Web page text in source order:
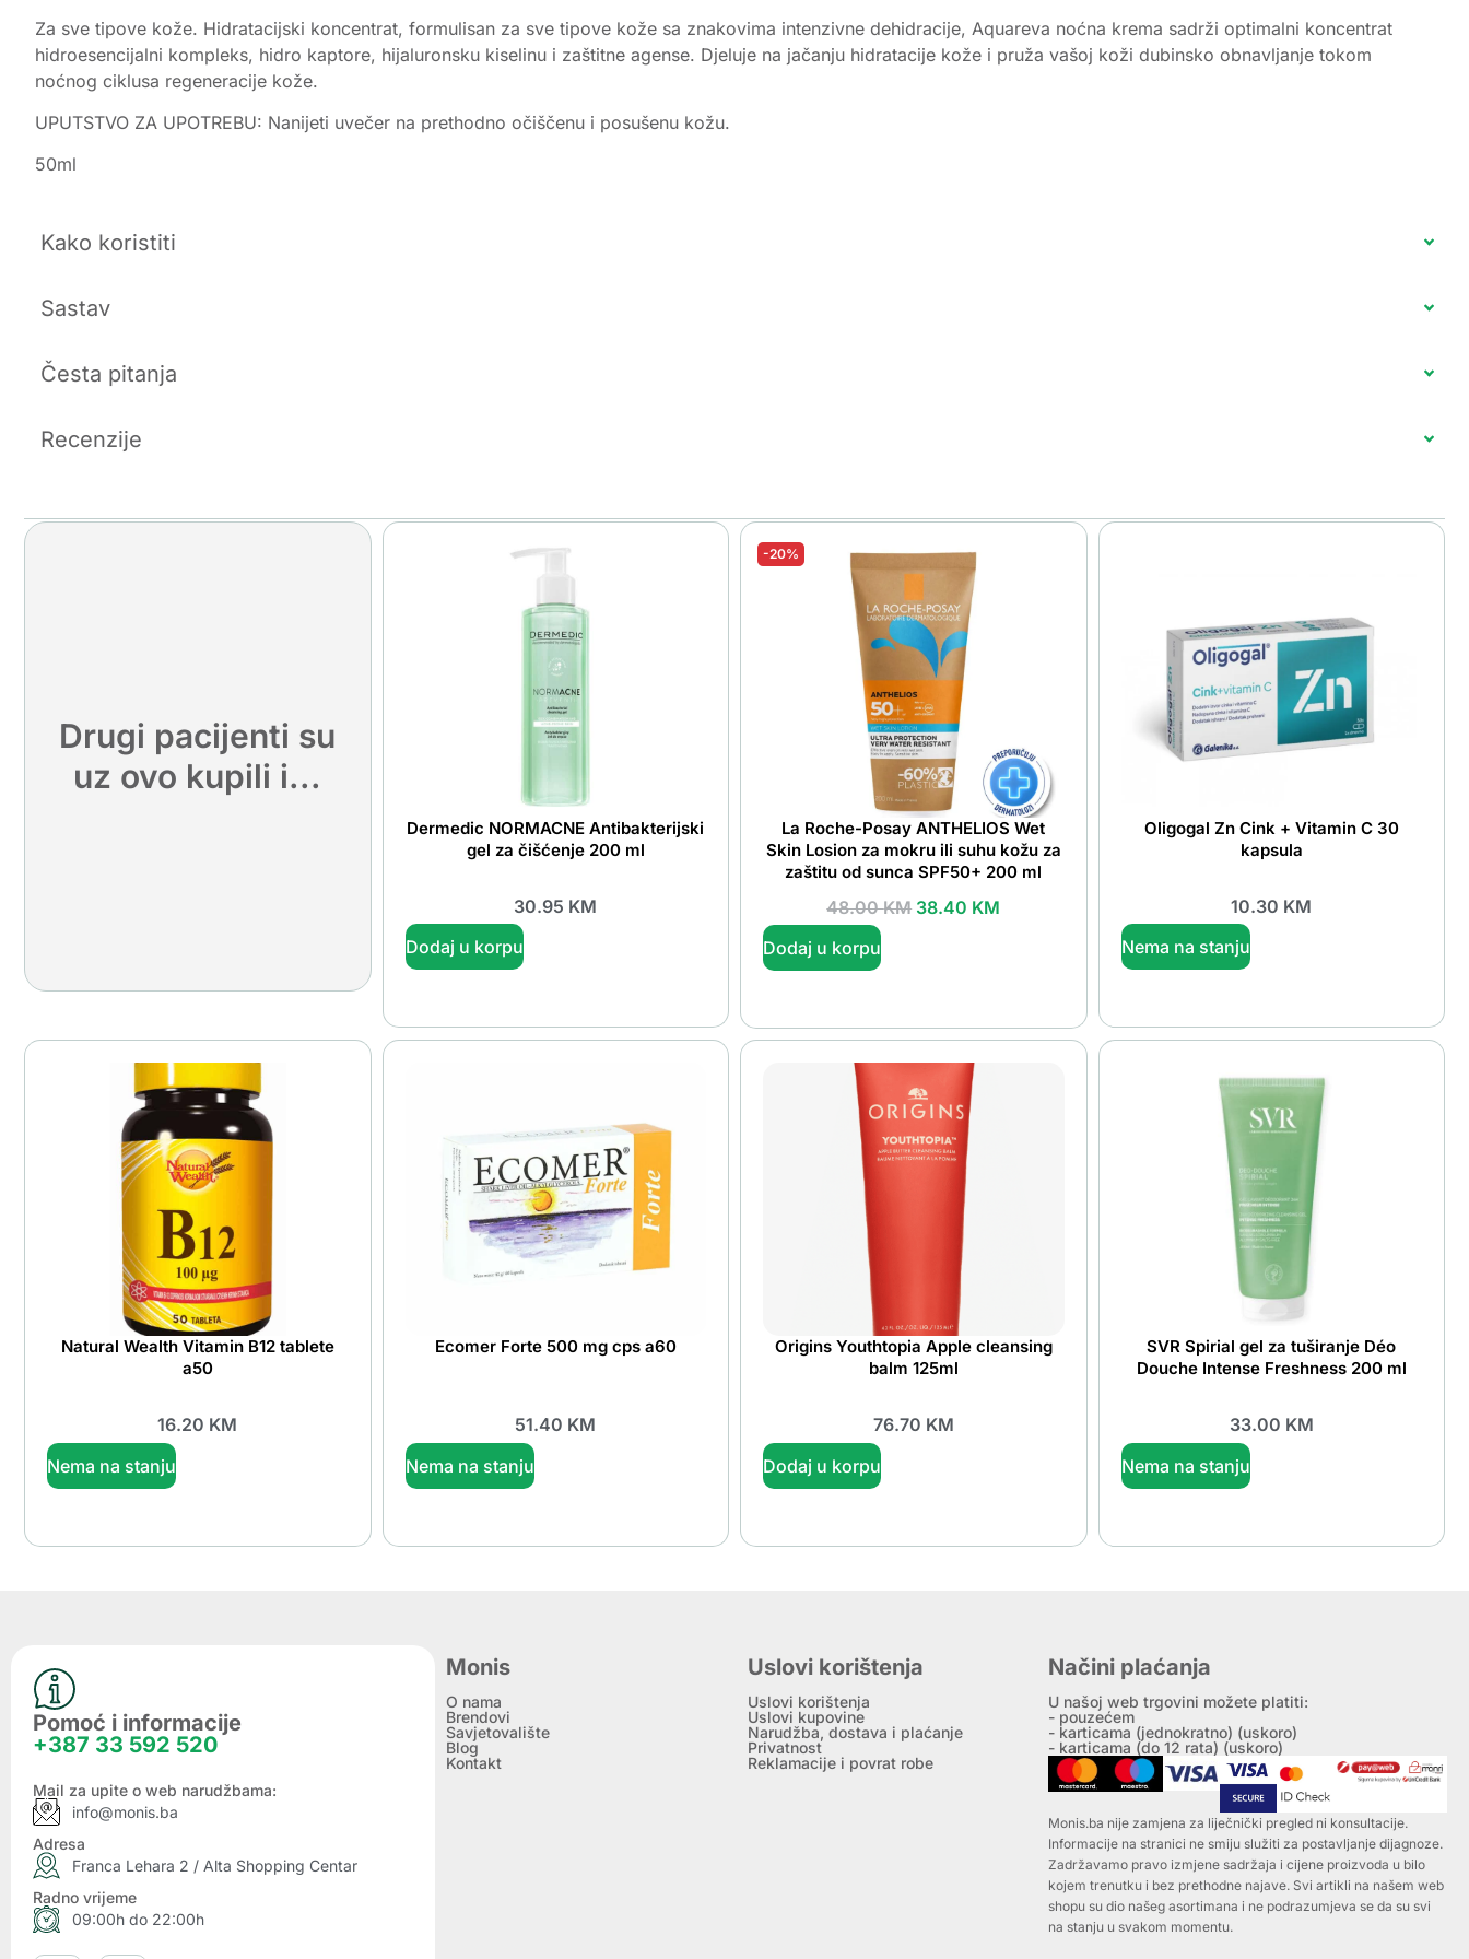
Za sve tipove kože. Hidratacijski koncentrat, formulisan za sve tipove kože sa znakovima intenzivne dehidracije, Aquareva noćna krema sadrži optimalni koncentrat
hidroesencijalni kompleks, hidro kaptore, hijaluronsku kiselinu i zaštitne agense. Djeluje na jačanju hidratacije kože i pruža vašoj koži dubinsko obnavljanje tokom
noćnog ciklusa regeneracije kože.
UPUTSTVO ZA UPOTREBU: Nanijeti uvečer na prethodno očiščenu i posušenu kožu.
50ml
Kako koristiti
Sastav
Česta pitanja
Recenzije
Drugi pacijenti su
uz ovo kupili i...
Dermedic NORMACNE Antibakterijski
gel za čišćenje 200 ml
30.95 KM
Dodaj u korpu
-20%
La Roche-Posay ANTHELIOS Wet
Skin Losion za mokru ili suhu kožu za
zaštitu od sunca SPF50+ 200 ml
48.00KM 38.40 KM
Dodaj u korpu
Oligogal Zn Cink + Vitamin C 30
kapsula
10.30 KM
Nema na stanju
Natural Wealth Vitamin B12 tablete
a50
16.20 KM
Nema na stanju
Ecomer Forte 500 mg cps a60
51.40 KM
Nema na stanju
Origins Youthtopia Apple cleansing
balm 125ml
76.70 KM
Dodaj u korpu
SVR Spirial gel za tuširanje Déo
Douche Intense Freshness 200 ml
33.00 KM
Nema na stanju
Pomoć i informacije
+387 33 592 520
Mail za upite o web narudžbama:
info@monis.ba
Adresa
Franca Lehara 2 / Alta Shopping Centar
Radno vrijeme
09:00h do 22:00h
Monis
O nama
Brendovi
Savjetovalište
Blog
Kontakt
Uslovi korištenja
Uslovi korištenja
Uslovi kupovine
Narudžba, dostava i plaćanje
Privatnost
Reklamacije i povrat robe
Načini plaćanja
U našoj web trgovini možete platiti:
- pouzećem
- karticama (jednokratno) (uskoro)
- karticama (do 12 rata) (uskoro)
Monis.ba nije zamjena za liječnički pregled ni konsultacije.
Informacije na stranici ne smiju služiti za postavljanje dijagnoze.
Zadržavamo pravo izmjene sadržaja i cijene proizvoda u bilo
kojem trenutku i bez prethodne najave. Svi artikli na našem web
shopu su dio našeg asortimana i ne podrazumjeva se da su svi
na stanju u svakom momentu.